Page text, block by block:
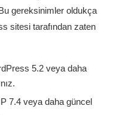
gereksinimler oldukça
sitesi tarafından zaten
5.2 veya daha
7.4 veya daha güncel